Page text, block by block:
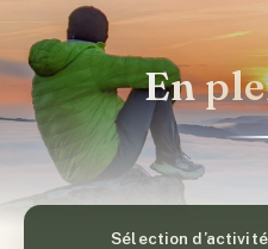
En
Sélection